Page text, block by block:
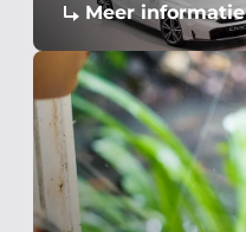
Meer informatie